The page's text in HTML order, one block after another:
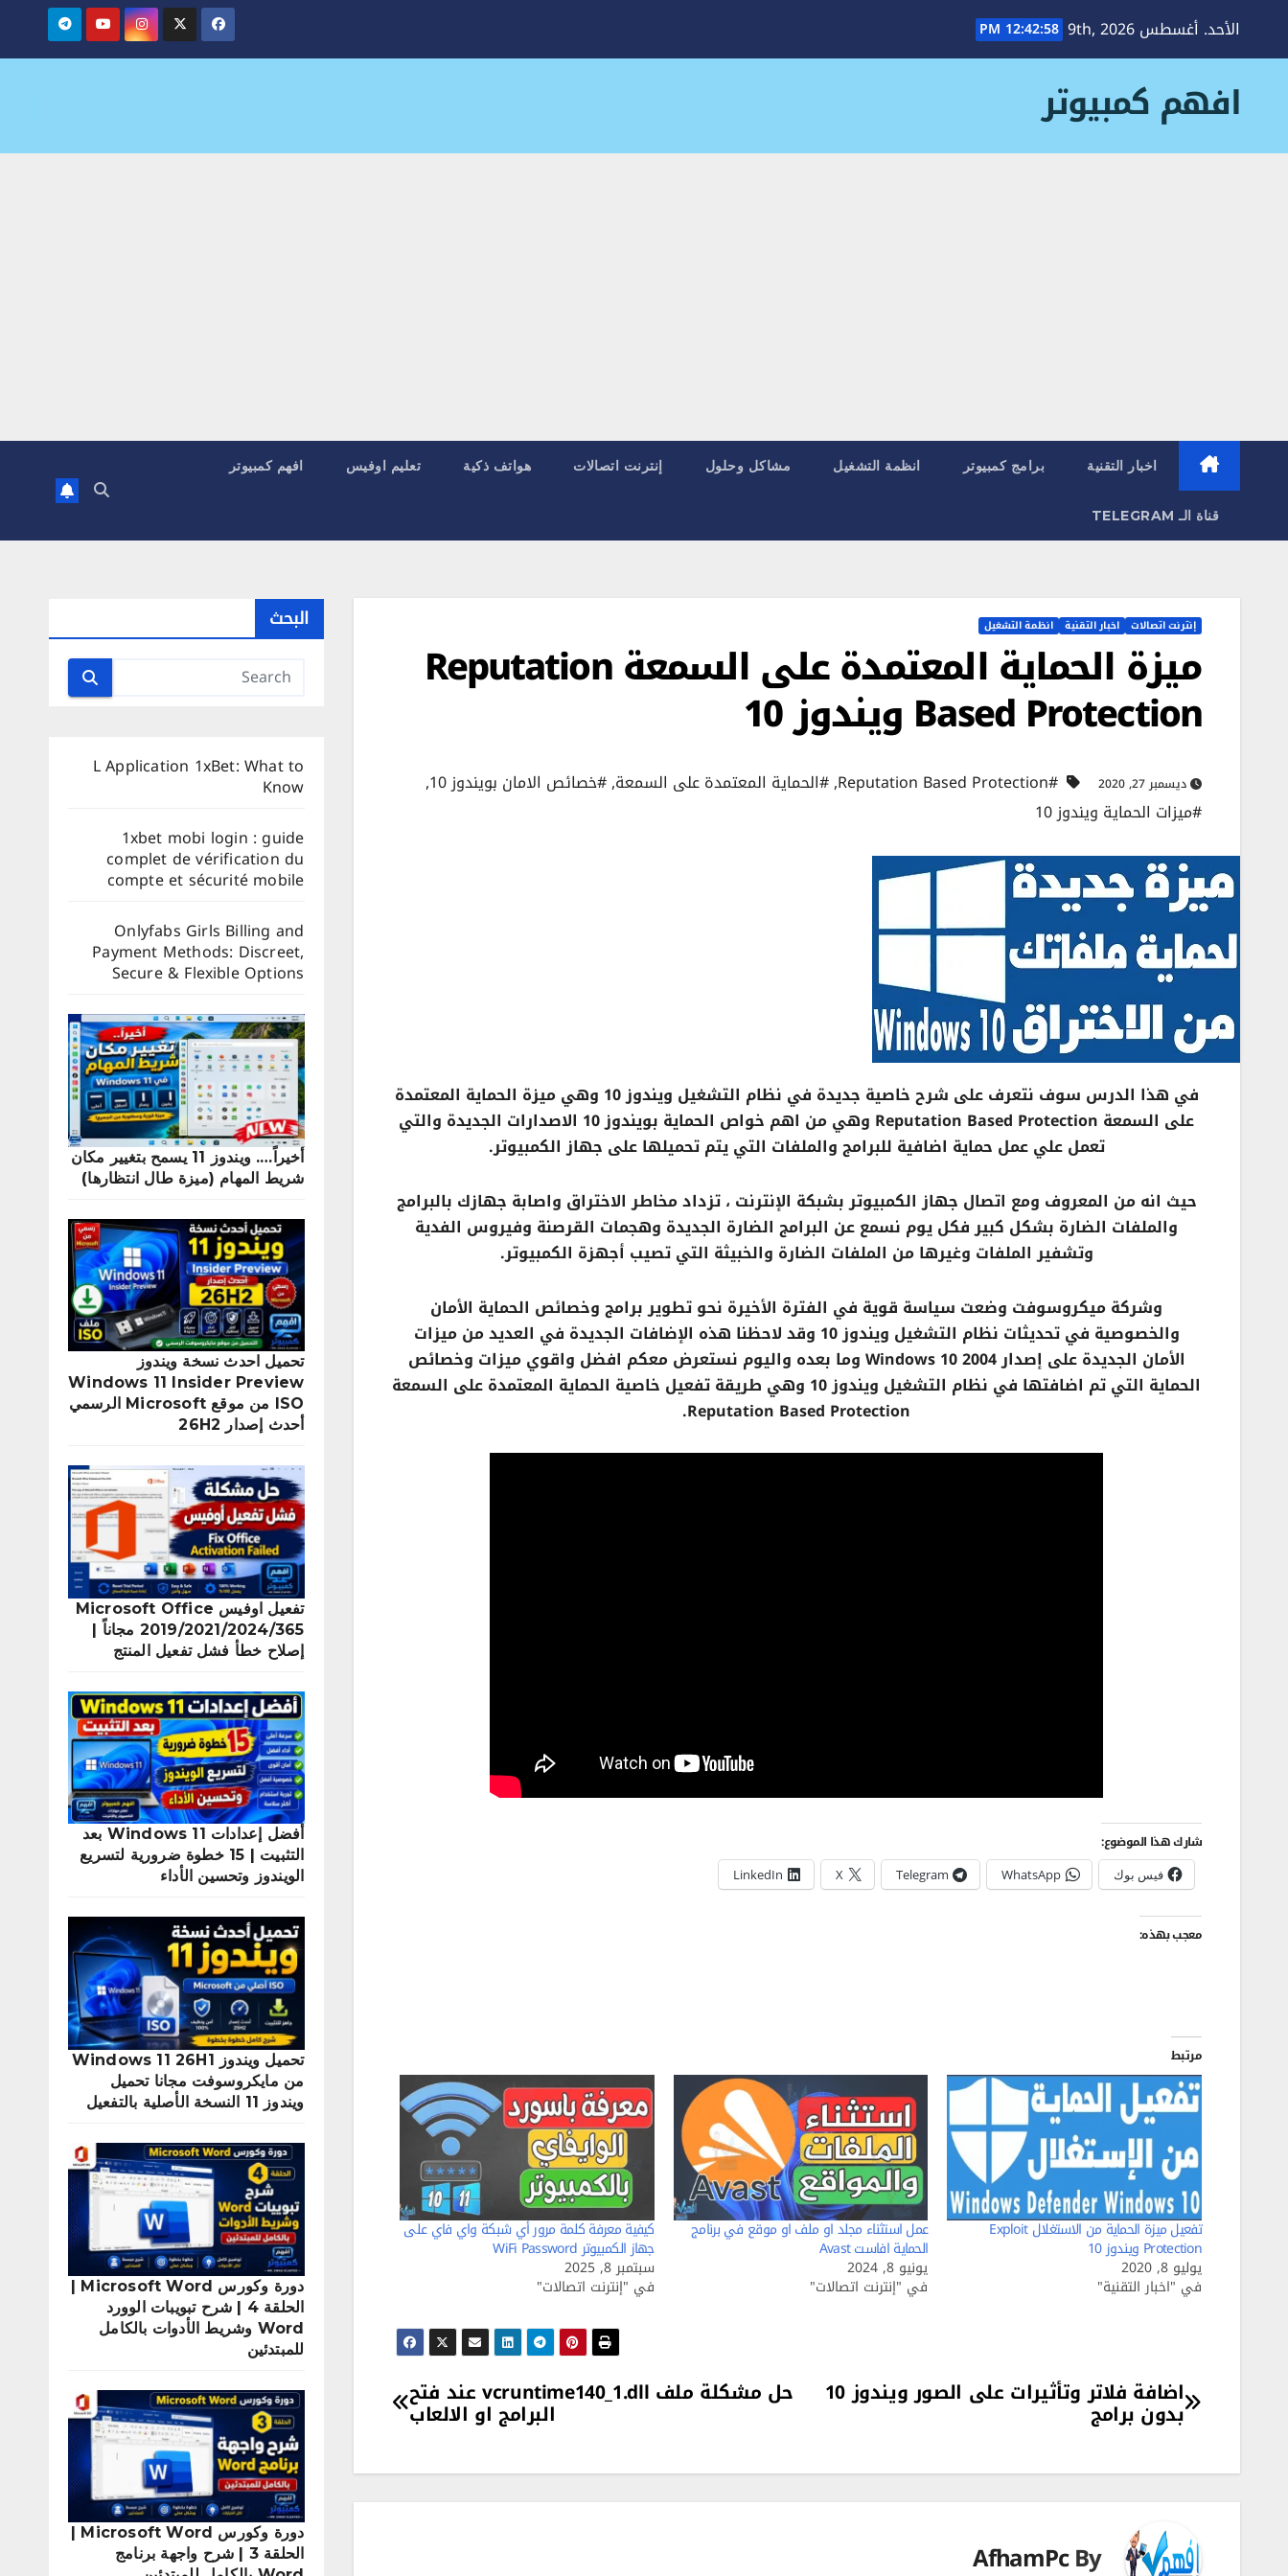
الأحد. أغسطس 9th, 2026 12:42:59 PM
افهم كمبيوتر
اخبار التقنية برامج كمبيوتر انظمة التشغيل مشاكل وحلول إنترنت اتصالات هواتف ذكية تعليم اوفيس افهم كمبيوتر
قناة الـ TELEGRAM
إنترنت اتصالات اخبار التقنية انظمة التشغيل
ميزة الحماية المعتمدة على السمعة Reputation
Based Protection ويندوز 10
ديسمبر 27, 2020 #Reputation Based Protection
,#الحماية المعتمدة على السمعة,#خصائص الامان بويندوز 10
,
#ميزات الحماية ويندوز 10
في هذا الدرس سوف نتعرف على شرح خاصية جديدة في نظام التشغيل ويندوز 10 وهي ميزة الحماية المعتمدة
على السمعة Reputation Based Protection وهي من اهم خواص الحماية بويندوز 10 الاصدارات الجديدة والتي
تعمل علي عمل حماية اضافية للبرامج والملفات التي يتم تحميلها على جهاز الكمبيوتر.
حيث انه من المعروف ومع اتصال جهاز الكمبيوتر بشبكة الإنترنت ، تزداد مخاطر الاختراق واصابة جهازك بالبرامج
والملفات الضارة بشكل كبير فكل يوم نسمع عن البرامج الضارة الجديدة وهجمات القرصنة وفيروس الفدية
وتشفير الملفات وغيرها من الملفات الضارة والخبيثة التي تصيب أجهزة الكمبيوتر.
وشركة ميكروسوفت وضعت سياسة قوية في الفترة الأخيرة نحو تطوير برامج وخصائص الحماية الأمان
والخصوصية في تحديثات نظام التشغيل ويندوز 10 وقد لاحظنا هذه الإضافات الجديدة في العديد من ميزات
الأمان الجديدة على إصدار Windows 10 2004 وما بعده واليوم نستعرض معكم افضل واقوي ميزات وخصائص
الحماية التي تم اضافتها في نظام التشغيل ويندوز 10 وهي طريقة تفعيل خاصية الحماية المعتمدة على السمعة
Reputation Based Protection.
شارك هذا الموضوع:
فيس بوك WhatsApp
Telegram
X
LinkedIn
معجب بهذه:
مرتبط
تفعيل ميزة الحماية من الاستغلال Exploit
Protection ويندوز 10
يوليو 8, 2020
في "اخبار التقنية"
عمل استثناء مجلد او ملف او موقع في برنامج
الحماية افاست Avast
يونيو 8, 2024
في "إنترنت اتصالات"
كيفية معرفة كلمة مرور أي شبكة واي فاي على
جهاز الكمبيوتر WiFi Password
سبتمبر 8, 2025
في "إنترنت اتصالات"
تصفّح
المقالات
حل مشكلة ملف vcruntime140_1.dll عند فتح
البرامج او الالعاب
اضافة فلاتر وتأثيرات على الصور ويندوز 10
بدون برامج
By
AfhamPc
البحث
L Application 1xBet: What to
Know
1xbet mobi login : guide
complet de vérification du
compte et sécurité mobile
Onlyfabs Girls Billing and
Payment Methods: Discreet,
Secure & Flexible Options
أخيراً…. ويندوز 11 يسمح بتغيير مكان
شريط المهام (ميزة طال انتظارها)
تحميل احدث نسخة ويندوز
Windows 11 Insider Preview
ISO من موقع Microsoft الرسمي
أحدث إصدار 26H2
تفعيل اوفيس Microsoft Office
2019/2021/2024/365 مجاناً |
إصلاح خطأ فشل تفعيل المنتج
أفضل إعدادات Windows 11 بعد
التثبيت | 15 خطوة ضرورية لتسريع
الويندوز وتحسين الأداء
تحميل ويندوز Windows 11 26H1
من مايكروسوفت مجانا تحميل
ويندوز 11 النسخة الأصلية بالتفعيل
دورة وكورس Microsoft Word |
الحلقة 4 | شرح تبويبات الوورد
Word وشريط الأدوات بالكامل
للمبتدئين
الحلقة 3 | شرح واجهة برنامج